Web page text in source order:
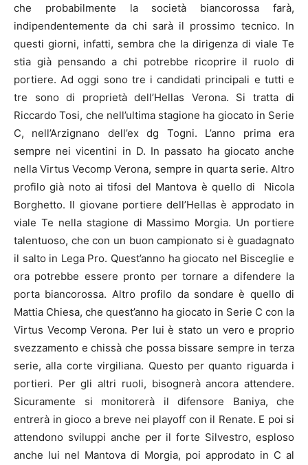
che probabilmente la società biancorossa farà,
indipendentemente da chi sarà il prossimo tecnico. In
questi giorni, infatti, sembra che la dirigenza di viale Te
stia già pensando a chi potrebbe ricoprire il ruolo di
portiere. Ad oggi sono tre i candidati principali e tutti e
tre sono di proprietà dell’Hellas Verona. Si tratta di
Riccardo Tosi, che nell’ultima stagione ha giocato in Serie
C, nell’Arzignano dell’ex dg Togni. L’anno prima era
sempre nei vicentini in D. In passato ha giocato anche
nella Virtus Vecomp Verona, sempre in quarta serie. Altro
profilo già noto ai tifosi del Mantova è quello di Nicola
Borghetto. Il giovane portiere dell’Hellas è approdato in
viale Te nella stagione di Massimo Morgia. Un portiere
talentuoso, che con un buon campionato si è guadagnato
il salto in Lega Pro. Quest’anno ha giocato nel Bisceglie e
ora potrebbe essere pronto per tornare a difendere la
porta biancorossa. Altro profilo da sondare è quello di
Mattia Chiesa, che quest’anno ha giocato in Serie C con la
Virtus Vecomp Verona. Per lui è stato un vero e proprio
svezzamento e chissà che possa bissare sempre in terza
serie, alla corte virgiliana. Questo per quanto riguarda i
portieri. Per gli altri ruoli, bisognerà ancora attendere.
Sicuramente si monitorerà il difensore Baniya, che
entrerà in gioco a breve nei playoff con il Renate. E poi si
attendono sviluppi anche per il forte Silvestro, esploso
anche lui nel Mantova di Morgia, poi approdato in C al